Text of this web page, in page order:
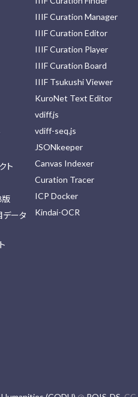
ト
版
データ
IIIF Curation Manager
IIIF Curation Editor
IIIF Curation Player
IIIF Curation Board
IIIF Tsukushi Viewer
KuroNet Text Editor
vdiff.js
vdiff-seq.js
JSONkeeper
Canvas Indexer
Curation Tracer
ICP Docker
Kindai-OCR